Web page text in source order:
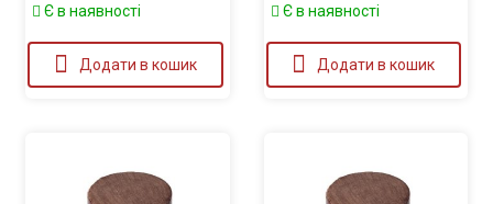
Є в наявності
Додати в кошик
Є в наявності
Додати в кошик